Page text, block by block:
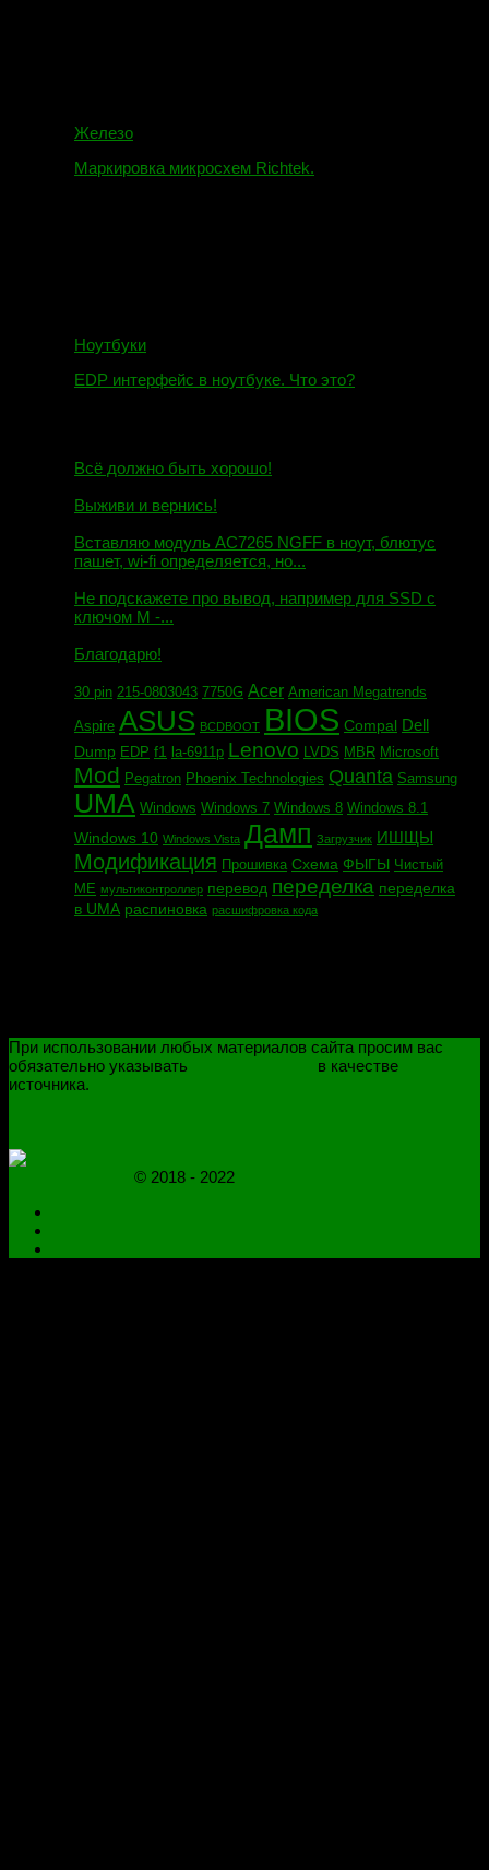
Железо
Маркировка микросхем Richtek.
Ноутбуки
EDP интерфейс в ноутбуке. Что это?
Всё должно быть хорошо!
Выживи и вернись!
Вставляю модуль AC7265 NGFF в ноут, блютус
пашет, wi-fi определяется, но...
Не подскажете про вывод, например для SSD c
ключом М -...
Благодарю!
30 pin 215-0803043 7750G Acer American Megatrends
Aspire ASUS BCDBOOT BIOS Compal Dell
Dump EDP f1 la-6911p Lenovo LVDS MBR Microsoft
Mod Pegatron Phoenix Technologies Quanta Samsung
UMA Windows Windows 7 Windows 8 Windows 8.1
Windows 10 Windows Vista Дамп Загрузчик ИШЩЫ
Модификация Прошивка Схема ФЫГЫ Чистый
МЕ мультиконтроллер перевод переделка переделка
в UMA распиновка расшифровка кода
При использовании любых материалов сайта просим вас
обязательно указывать
в качестве
источника.
© 2018 - 2022